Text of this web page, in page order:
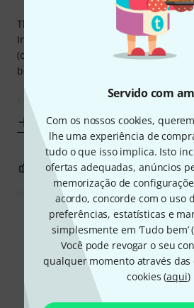
Servido com
Com os nossos cookies,
lhe uma experiência de
tudo o que isso implica. Isto
ofertas adequadas, anúncios
memorização de
acordo, concorde com o uso
preferências, estatísticas e
simplesmente em ‘Tudo bem’ (
Você pode revogar o seu
qualquer momento através das
cookies (aqui)
The Travel Case is very durable, slick
Interior is well padded but not very
(could be intentional to give room for
board)
Novo 24 came with all essential
Mostrar mais
0 REPORTAR A CRÍTICA
Ler todas as
Sabia?